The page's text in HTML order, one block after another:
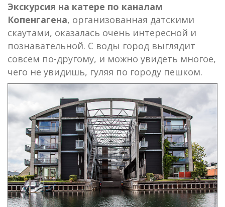
Экскурсия на катере по каналам
Копенгагена, организованная датскими
скаутами, оказалась очень интересной и
познавательной. С воды город выглядит
совсем по-другому, и можно увидеть многое,
чего не увидишь, гуляя по городу пешком.